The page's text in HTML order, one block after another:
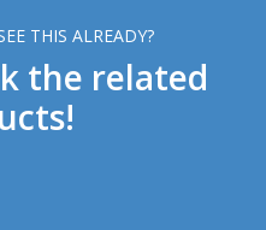
THIS ALREADY?
the related